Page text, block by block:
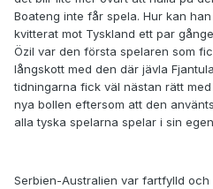
Boateng inte får spela. Hur kan
kvitterat mot Tyskland ett par
Özil var den första spelaren som
långskott med den där jävla
tidningarna fick väl nästan rätt
nya bollen eftersom att den
alla tyska spelarna spelar i sin
Serbien-Australien var fartfylld